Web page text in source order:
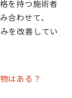
を持つ施術者
合わせて、
を改善してい
はある？